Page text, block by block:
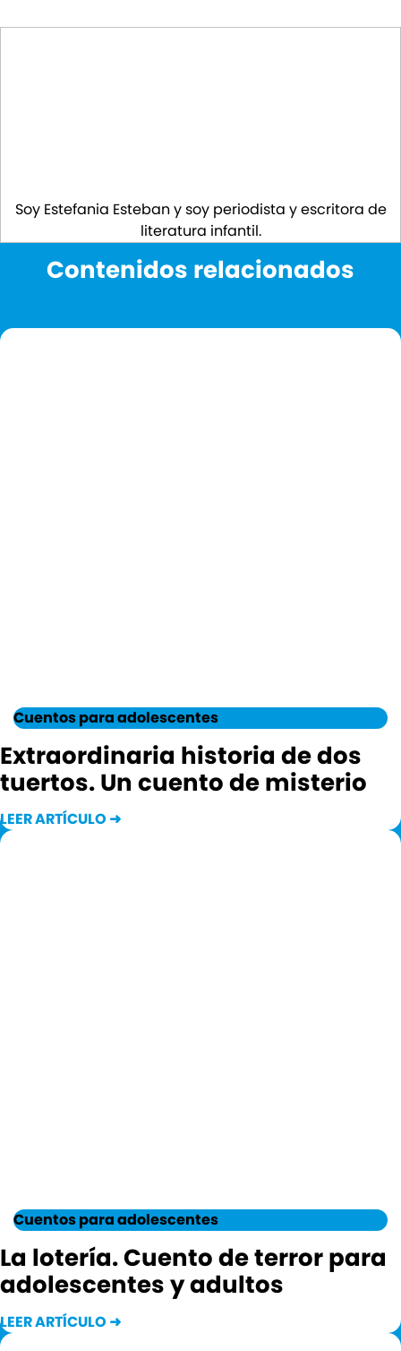
Soy Estefania Esteban y soy periodista y escritora de
literatura infantil.
Contenidos relacionados
Cuentos para adolescentes
Extraordinaria historia de dos
tuertos. Un cuento de misterio
LEER ARTÍCULO ➜
Cuentos para adolescentes
La lotería. Cuento de terror para
adolescentes y adultos
LEER ARTÍCULO ➜